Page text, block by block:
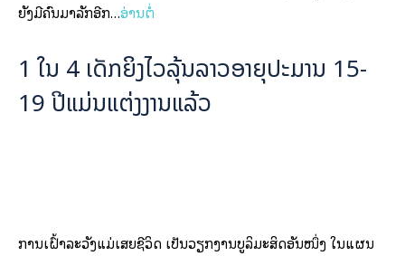
ຍັງມີ​ຄົນ​ມາ​ລັກ​ອີກ…ອ່ານຕໍ່
1 ໃນ 4 ເດັກຍິງໄວລຸ້ນລາວອາຍຸປະມານ 15-
19 ປີແມ່ນແຕ່ງງານແລ້ວ
ການເຝົ້າລະວັງແມ່ເສຍຊີວິດ ເປັນວຽກງານບູລິມະສິດອັນໜຶ່ງ ໃນແຜນ